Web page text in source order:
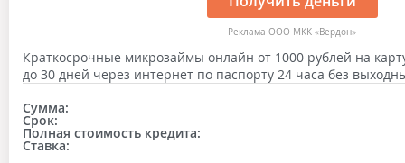
Реклама ООО МКК «Вердон»
Краткосрочные микрозаймы онлайн от 1000 рублей на
до 30 дней через интернет по паспорту 24 часа без
Сумма:
Срок:
Полная стоимость кредита:
Ставка: